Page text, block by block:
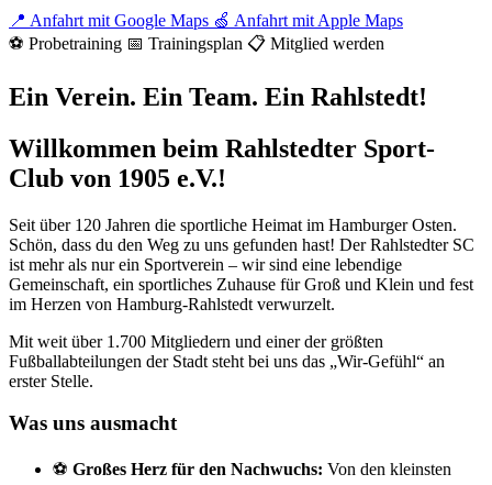
📍 Anfahrt mit Google Maps 🍏 Anfahrt mit Apple Maps
⚽ Probetraining 📅 Trainingsplan 📋 Mitglied werden
Ein Verein. Ein Team. Ein Rahlstedt!
Willkommen beim Rahlstedter Sport-
Club von 1905 e.V.!
Seit über 120 Jahren die sportliche Heimat im Hamburger Osten.
Schön, dass du den Weg zu uns gefunden hast! Der Rahlstedter SC
ist mehr als nur ein Sportverein – wir sind eine lebendige
Gemeinschaft, ein sportliches Zuhause für Groß und Klein und fest
im Herzen von Hamburg-Rahlstedt verwurzelt.
Mit weit über 1.700 Mitgliedern und einer der größten
Fußballabteilungen der Stadt steht bei uns das „Wir-Gefühl“ an
erster Stelle.
Was uns ausmacht
⚽ Großes Herz für den Nachwuchs: Von den kleinsten